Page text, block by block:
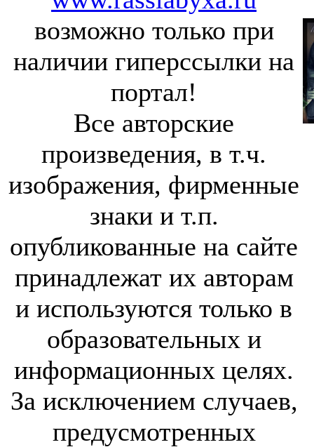
возможно только при
наличии гиперссылки на
портал!
Все авторские
произведения, в т.ч.
изображения, фирменные
знаки и т.п.
опубликованные на сайте
принадлежат их авторам
и используются только в
образовательных и
информационных целях.
За исключением случаев,
предусмотренных